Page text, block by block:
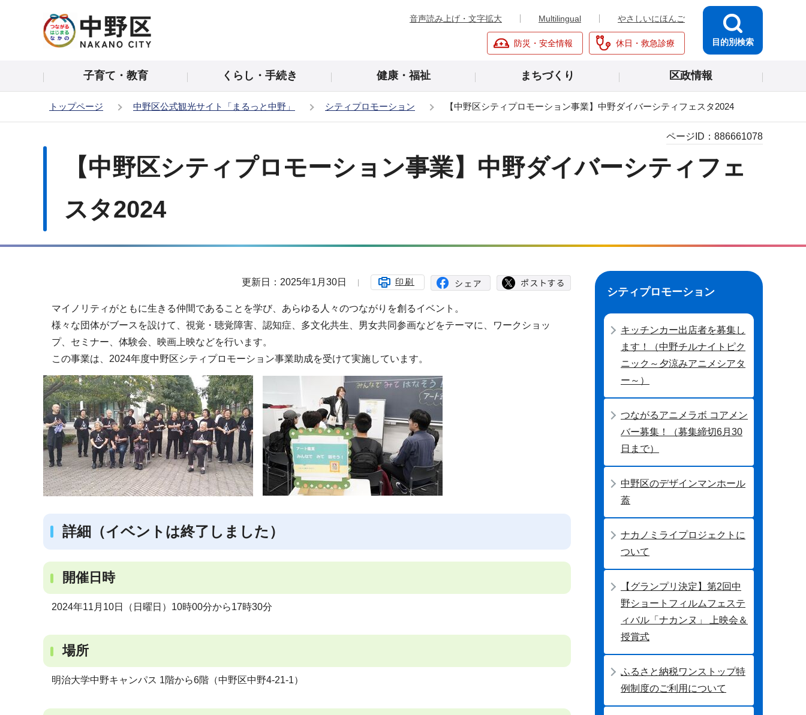
の
頭
音声読み上げ・文字拡大 Multilingual やさしいにほんご
防災・安全情報 休日・救急診療 目的別検索
子育て・教育 くらし・手続き 健康・福祉 まちづくり 区政情報
トップページ 中野区公式観光サイト「まるっと中野」 シティプロモーション 【中野区シティプロモーション事業】中野ダイバーシティフェスタ2024
【中野区シティプロモーション事業】中野ダイバーシティフェ
スタ2024
ページID： 886661078
更新日：2025年1月30日 印刷
マイノリティがともに生きる仲間であることを学び、あらゆる人々のつながりを創るイベント。
様々な団体がブースを設けて、視覚・聴覚障害、認知症、多文化共生、男女共同参画などをテーマに、ワークショッ
プ、セミナー、体験会、映画上映などを行います。
この事業は、2024年度中野区シティプロモーション事業助成を受けて実施しています。
詳細（イベントは終了しました）
開催日時
2024年11月10日（日曜日）10時00分から17時30分
場所
明治大学中野キャンパス 1階から6階（中野区中野4-21-1）
ビ
シ
ョ
ン
こ
こ
か
ら
シティプロモーション
キッチンカー出店者を募集し
ます！（中野チルナイトピク
ニック～夕涼みアニメシアタ
ー～）
つながるアニメラボ コアメン
バー募集！（募集締切6月30
日まで）
中野区のデザインマンホール
蓋
ナカノミライプロジェクトに
ついて
【グランプリ決定】第2回中
野ショートフィルムフェステ
ィバル「ナカンヌ」 上映会＆
授賞式
ふるさと納税ワンストップ特
例制度のご利用について